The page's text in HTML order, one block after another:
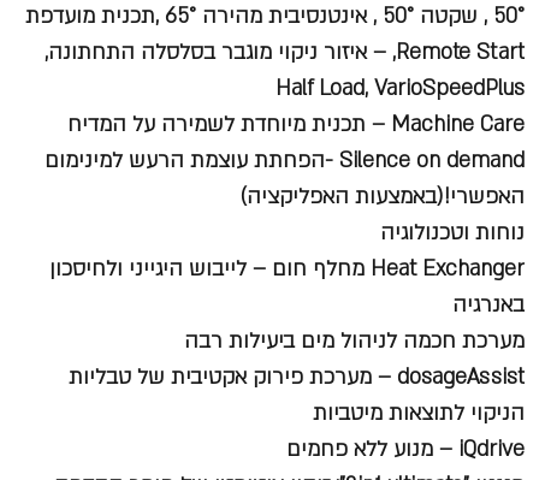
50° , שקטה 50° , אינטנסיבית מהירה 65° ,תכנית מועדפת
Remote Start, – איזור ניקוי מוגבר בסלסלה התחתונה,
Half Load, VarioSpeedPlus
Machine Care – תכנית מיוחדת לשמירה על המדיח
Silence on demand -הפחתת עוצמת הרעש למינימום
האפשרי!(באמצעות האפליקציה)
נוחות וטכנולוגיה
Heat Exchanger מחלף חום – לייבוש היגייני ולחיסכון
באנרגיה
מערכת חכמה לניהול מים ביעילות רבה
dosageAssist – מערכת פירוק אקטיבית של טבליות
הניקוי לתוצאות מיטביות
iQdrive – מנוע ללא פחמים